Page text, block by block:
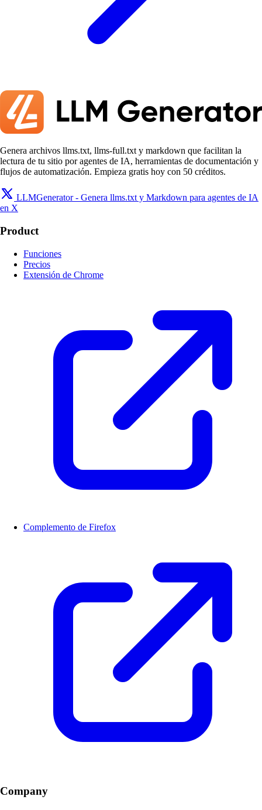
Genera archivos llms.txt, llms-full.txt y markdown que facilitan la
lectura de tu sitio por agentes de IA, herramientas de documentación y
flujos de automatización. Empieza gratis hoy con 50 créditos.
LLMGenerator - Genera llms.txt y Markdown para agentes de IA
en X
Product
Funciones
Precios
Extensión de Chrome
Complemento de Firefox
Company